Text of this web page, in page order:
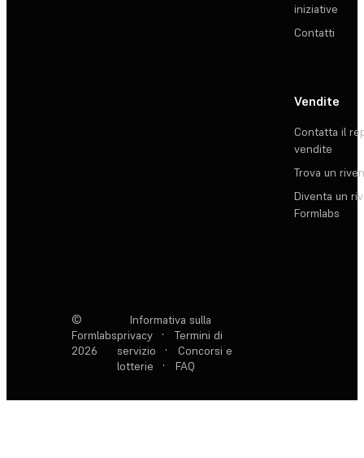
iniziative
Contatti
Vendite
Contatta il
vendite
Trova un
Diventa un
Formlabs
©
Formlabs
2026
Informativa sulla
privacy
·
Termini di
servizio
·
Concorsi e
lotterie
· FAQ